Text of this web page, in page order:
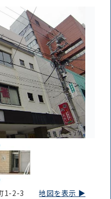
町1-2-3地図を表示 ▶︎